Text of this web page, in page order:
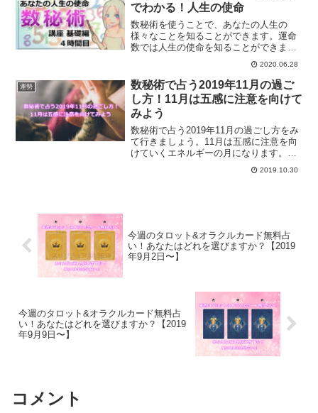
でわかる！人生の使命
数秘術を使うことで、あなたの人生の
様々なことを知ることができます。運命
数では人生の使命を知ることができま
す。運命数を出してあなたの人生の使命
を知る方法とは？使命についても具体的
に解説していきます。
2020.06.28
運勢
数秘術で占う2019年11月の過ご
し方！11月は五感に注意を向けて
みよう
数秘術で占う2019年11月の過ごし方をみ
て行きましょう。11月は五感に注意を向
けていくエネルギーの月になります。数
秘で占う2019年11月の過ごし方は？2019.10.30
今週のタロット&オラクルカード無料占
い！あなたはどれを選びますか？【2019
年9月2日〜】
今週のタロット&オラクルカード無料占
い！あなたはどれを選びますか？【2019
年9月9日〜】
コメント